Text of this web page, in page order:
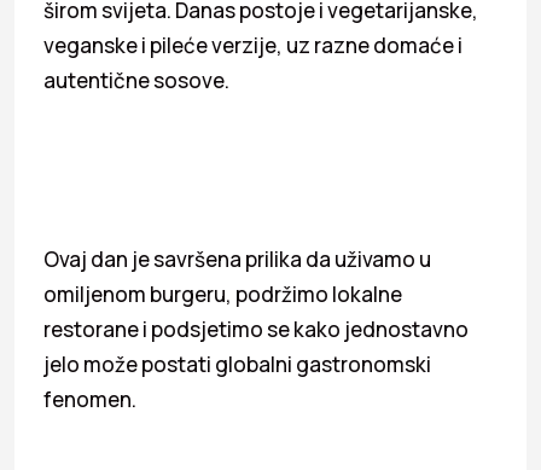
širom svijeta. Danas postoje i vegetarijanske,
veganske i pileće verzije, uz razne domaće i
autentične sosove.
Ovaj dan je savršena prilika da uživamo u
omiljenom burgeru, podržimo lokalne
restorane i podsjetimo se kako jednostavno
jelo može postati globalni gastronomski
fenomen.